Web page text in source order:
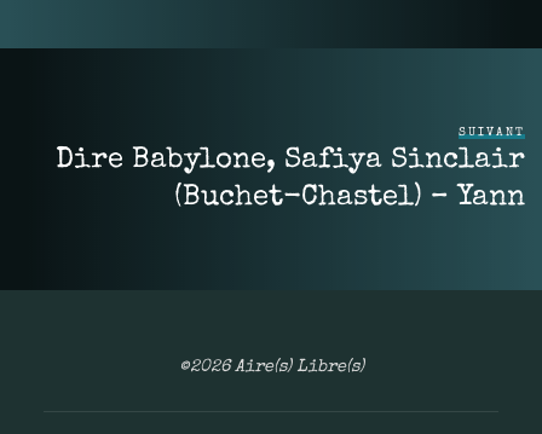
SUIVANT
Dire Babylone, Safiya Sinclair
(Buchet-Chastel) – Yann
©2026 Aire(s) Libre(s)